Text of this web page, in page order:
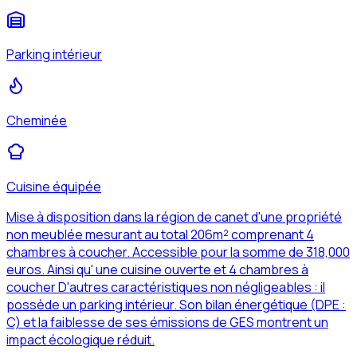
Parking intérieur
Cheminée
Cuisine équipée
Mise à disposition dans la région de canet d'une propriété
non meublée mesurant au total 206m² comprenant 4
chambres à coucher. Accessible pour la somme de 318,000
euros. Ainsi qu' une cuisine ouverte et 4 chambres à
coucher D'autres caractéristiques non négligeables : il
possède un parking intérieur. Son bilan énergétique (DPE :
C) et la faiblesse de ses émissions de GES montrent un
impact écologique réduit.